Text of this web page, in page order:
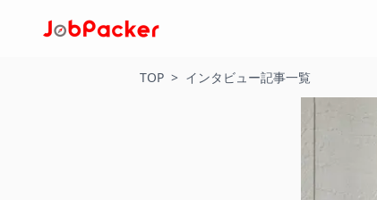
TOP > インタビュー記事一覧